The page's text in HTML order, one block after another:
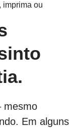
imprima ou
mesmo
Em alguns